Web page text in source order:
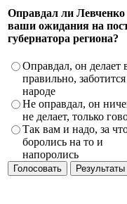
Оправдал ли Левченко
ваши ожидания на
губернатора региона?
Оправдал, он делает
правильно,
народе
Не оправдал, он
не делает, только
Так вам и надо, за
боролись на то и
напоролись